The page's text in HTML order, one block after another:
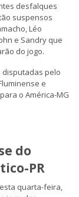
desfalques
suspensos
Léo
e Sandry que
do jogo.
disputadas pelo
e
o América-MG
do
PR
quarta-feira,